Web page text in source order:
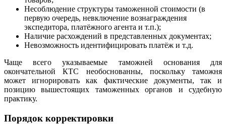
Несоблюдение структуры таможенной стоимости (в
первую очередь, невключение вознаграждения
экспедитора, платёжного агента и т.п.);
Наличие расхождений в представленных документах;
Невозможность идентифицировать платёж и т.д.
Чаще всего указываемые таможней основания для
окончательной КТС необоснованны, поскольку таможня
может игнорировать как фактические документы, так и
позицию вышестоящих таможенных органов и судебную
практику.
Порядок корректировки